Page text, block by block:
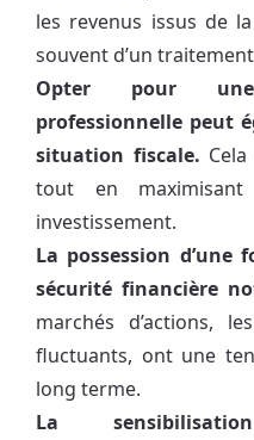
les revenus issus de
souvent d’un
Opter pour
professionnelle peut
situation fiscale.
tout en
investissement.
La possession
sécurité financière
marchés d’actions,
fluctuants, ont une
long terme.
La